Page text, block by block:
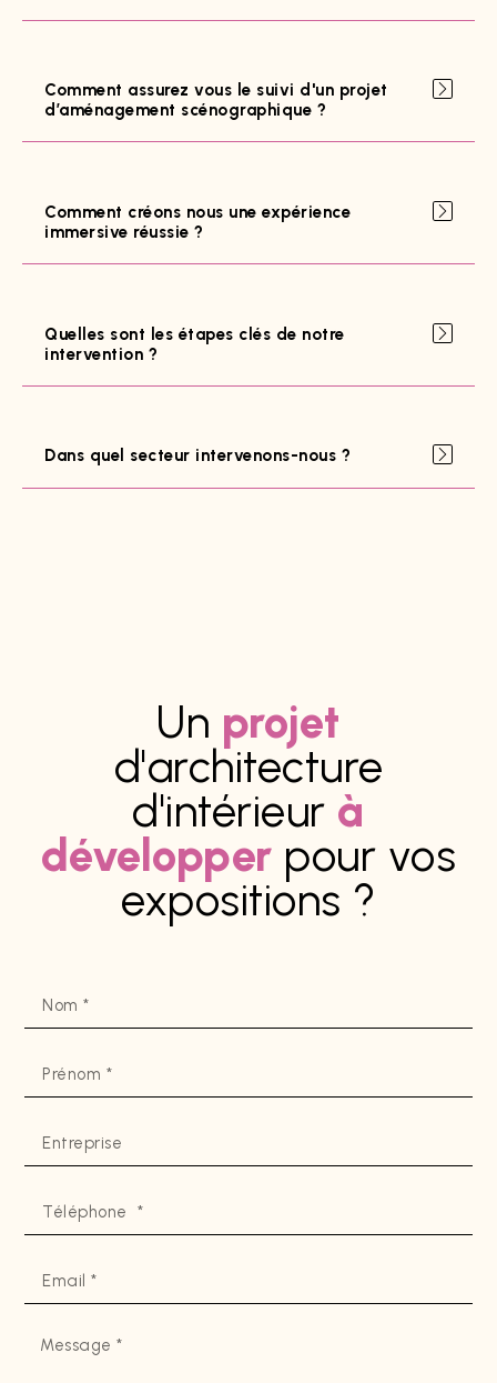
Comment assurez vous le suivi d'un projet
d’aménagement scénographique ?
Comment créons nous une expérience
immersive réussie ?
Quelles sont les étapes clés de notre
intervention ?
Dans quel secteur intervenons-nous ?
Un projet
d'architecture
d'intérieur à
développer pour vos
expositions ?